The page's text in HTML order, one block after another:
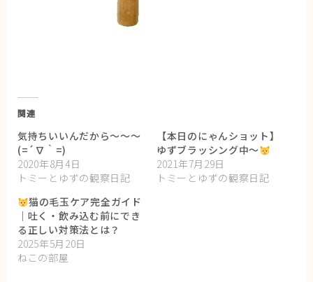
関連
気持ちいいんだから〜〜〜
(=´∇｀=)
2020年8月4日
トミーとゆずの観察日記
【本日のにゃんショット】
ゆずブラッシング中〜
2021年7月29日
トミーとゆずの観察日記
猫の毛玉ケア完全ガイド
｜吐く・飲み込む前にでき
る正しい対策法とは？
2025年5月20日
ねこの部屋